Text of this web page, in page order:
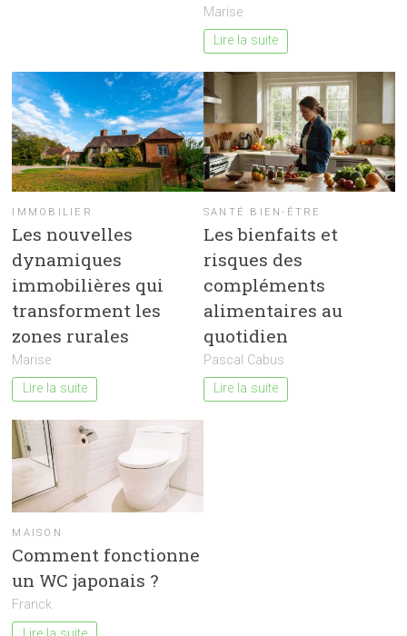
Marise
Lire la suite
IMMOBILIER
Les nouvelles
dynamiques
immobilières qui
transforment les
zones rurales
Marise
Lire la suite
SANTÉ BIEN-ÊTRE
Les bienfaits et
risques des
compléments
alimentaires au
quotidien
Pascal Cabus
Lire la suite
MAISON
Comment fonctionne
un WC japonais ?
Franck